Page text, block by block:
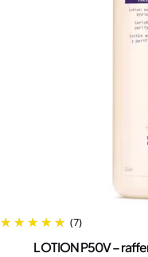
(7)
LOTION P50V –